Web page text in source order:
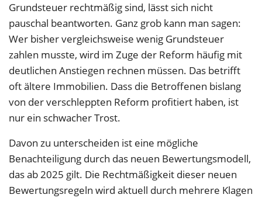
Grundsteuer rechtmäßig sind, lässt sich nicht
pauschal beantworten. Ganz grob kann man sagen:
Wer bisher vergleichsweise wenig Grundsteuer
zahlen musste, wird im Zuge der Reform häufig mit
deutlichen Anstiegen rechnen müssen. Das betrifft
oft ältere Immobilien. Dass die Betroffenen bislang
von der verschleppten Reform profitiert haben, ist
nur ein schwacher Trost.
Davon zu unterscheiden ist eine mögliche
Benachteiligung durch das neuen Bewertungsmodell,
das ab 2025 gilt. Die Rechtmäßigkeit dieser neuen
Bewertungsregeln wird aktuell durch mehrere Klagen